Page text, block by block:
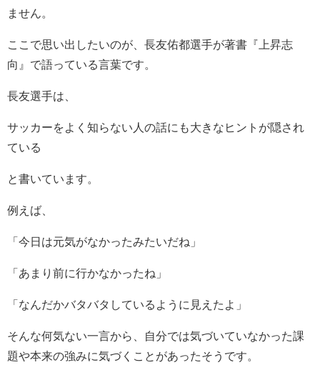
ません。
ここで思い出したいのが、長友佑都選手が著書『上昇志
向』で語っている言葉です。
長友選手は、
サッカーをよく知らない人の話にも大きなヒントが隠され
ている
と書いています。
例えば、
「今日は元気がなかったみたいだね」
「あまり前に行かなかったね」
「なんだかバタバタしているように見えたよ」
そんな何気ない一言から、自分では気づいていなかった課
題や本来の強みに気づくことがあったそうです。